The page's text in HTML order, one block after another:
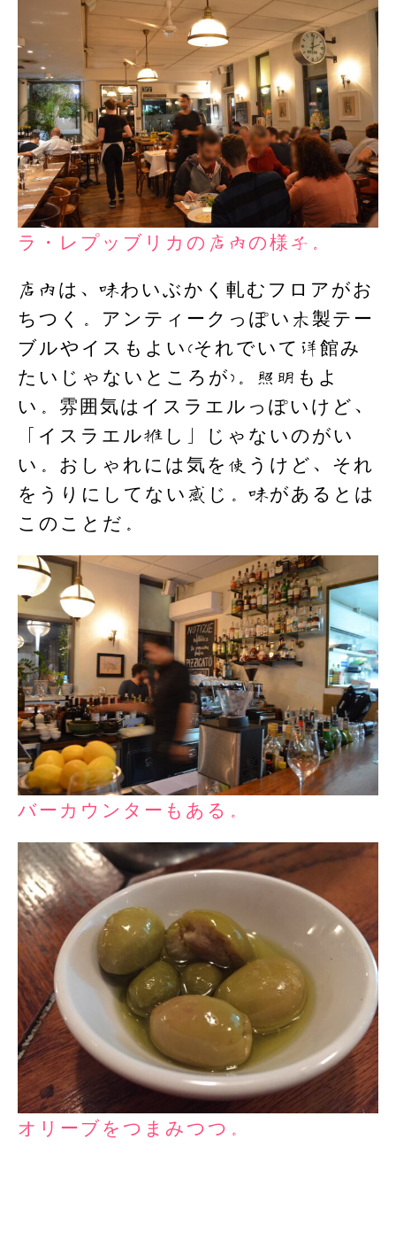
ラ・レプッブリカの店内の様子。
店内は、味わいぶかく軋むフロアがお
ちつく。アンティークっぽい木製テー
ブルやイスもよい(それでいて洋館み
たいじゃないところが)。照明もよ
い。雰囲気はイスラエルっぽいけど、
「イスラエル推し」じゃないのがい
い。おしゃれには気を使うけど、それ
をうりにしてない感じ。味があるとは
このことだ。
バーカウンターもある。
オリーブをつまみつつ。